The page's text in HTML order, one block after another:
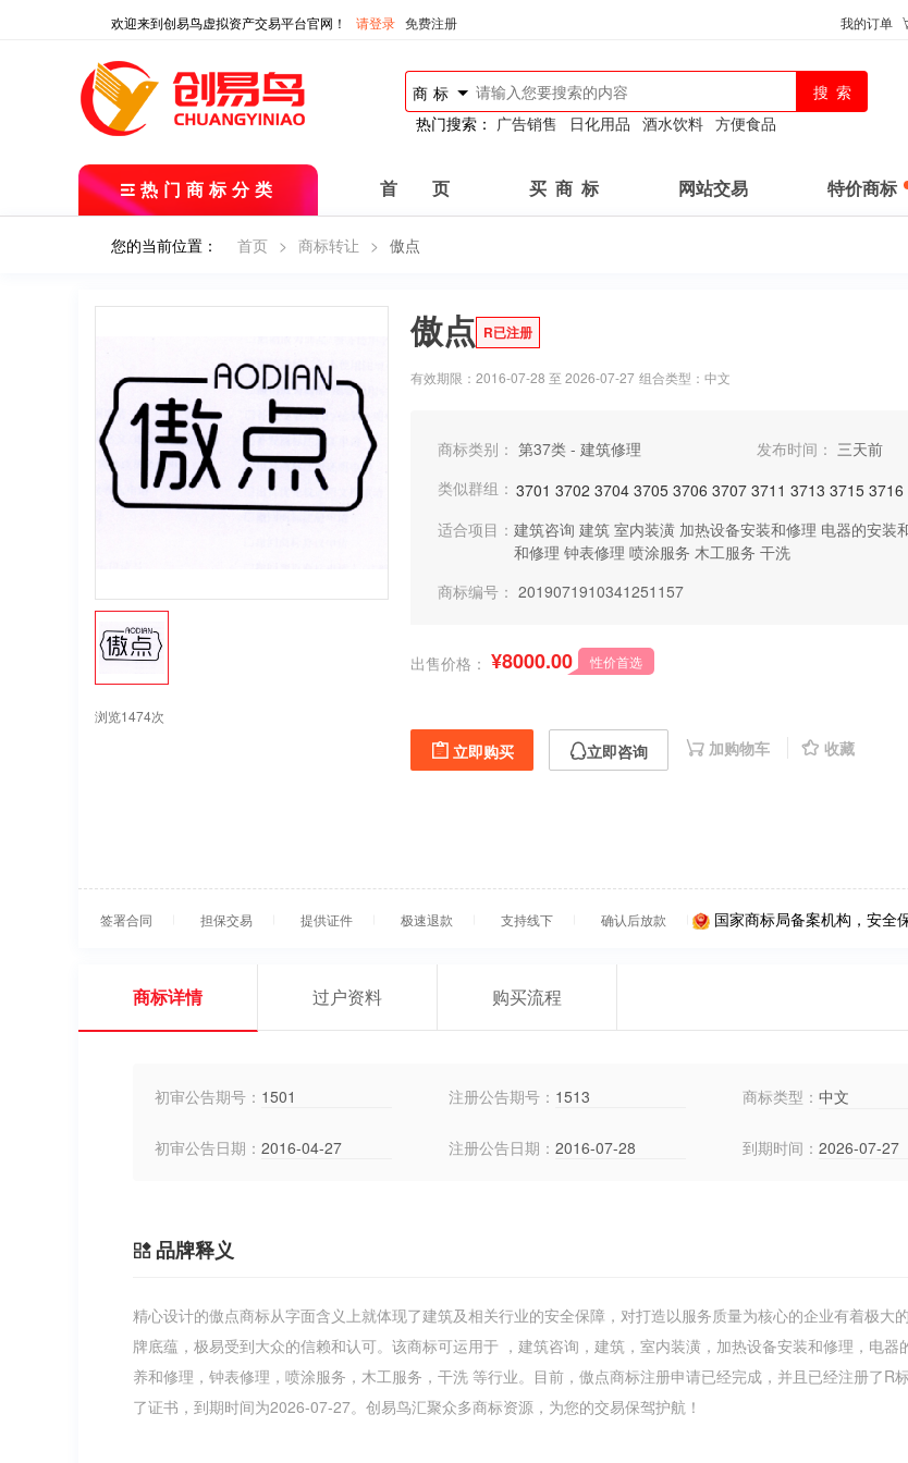
欢迎来到创易鸟虚拟资产交易平台官网！ 请登录 免费注册 我的订单
商标
热门搜索： 广告销售 日化用品 酒水饮料 方便食品
热门商标分类 首 页 买 商 标 网站交易 特价商标
您的当前位置： 首页 > 商标转让 > 傲点
浏览1474次
傲点 R已注册
有效期限：2016-07-28 至 2026-07-27 组合类型：中文
商标类别： 第37类 - 建筑修理 发布时间： 三天前
类似群组： 3701 3702 3704 3705 3706 3707 3711 3713 3715 3716
适合项目： 建筑咨询 建筑 室内装潢 加热设备安装和修理 电器的安装
和修理 钟表修理 喷涂服务 木工服务 干洗
商标编号： 2019071910341251157
出售价格： ¥8000.00 性价首选
立即购买 立即咨询 加购物车 收藏
签署合同 担保交易 提供证件 极速退款 支持线下 确认后放款 国家商标局备案机构，安全
商标详情 过户资料 购买流程
初审公告期号： 1501 注册公告期号： 1513 商标类型： 中文
初审公告日期： 2016-04-27 注册公告日期： 2016-07-28 到期时间： 2026-07-27
品牌释义
精心设计的傲点商标从字面含义上就体现了建筑及相关行业的安全保障，对打造以服务质量为核心的企业有着极大
牌底蕴，极易受到大众的信赖和认可。该商标可运用于 ，建筑咨询，建筑，室内装潢，加热设备安装和修理，电器
养和修理，钟表修理，喷涂服务，木工服务，干洗 等行业。目前，傲点商标注册申请已经完成，并且已经注册了R
了证书，到期时间为2026-07-27。创易鸟汇聚众多商标资源，为您的交易保驾护航！